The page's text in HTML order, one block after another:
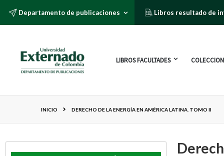
Departamento de publicaciones Libros resultado de
LIBROS FACULTADES
INICIO DERECHO DE LA ENERGÍA EN AMÉRICA LATINA. TOMO II